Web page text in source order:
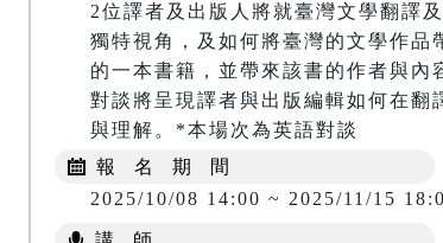
2位譯者及出版人將就臺灣文學翻譯
獨特視角，及如何將臺灣的文學作品
的一本書籍，並帶來該書的作者與內
對談將呈現譯者與出版編輯如何在翻
與理解。*本場次為英語對談
報 名 期 間
2025/10/08 14:00 ~ 2025/11/15